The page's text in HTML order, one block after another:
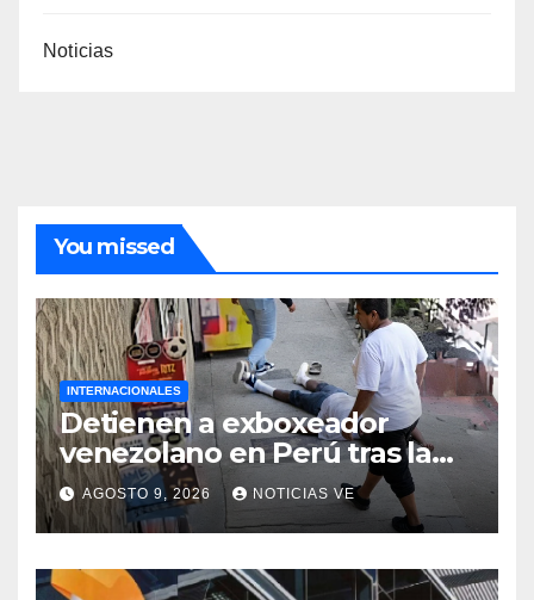
Noticias
You missed
INTERNACIONALES
Detienen a exboxeador
venezolano en Perú tras la
muerte de mototaxista
durante una riña
AGOSTO 9, 2026 NOTICIAS VE